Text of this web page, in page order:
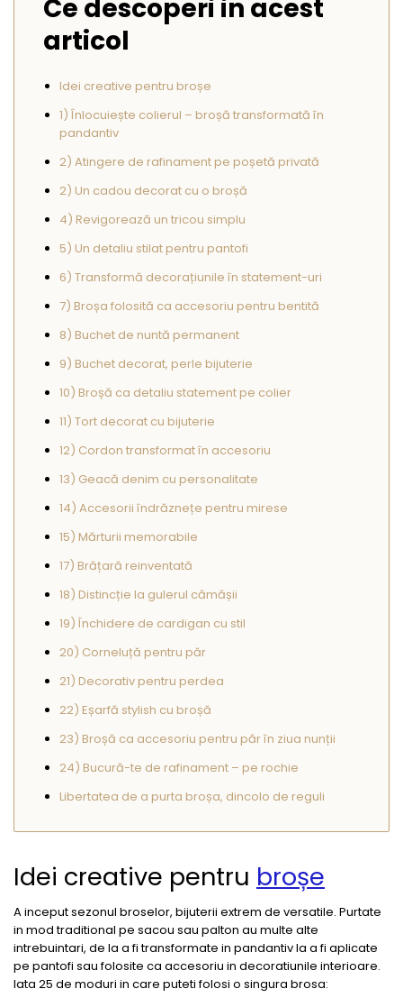
Seturi Perle cu Argint
Brățări cu Perle
Brose cu Perle
Ce descoperi in acest
articol
Idei creative pentru broșe
1) Înlocuiește colierul – broșă transformată în
pandantiv
2) Atingere de rafinament pe poșetă privată
2) Un cadou decorat cu o broșă
4) Revigorează un tricou simplu
5) Un detaliu stilat pentru pantofi
6) Transformă decorațiunile în statement-uri
7) Broșa folosită ca accesoriu pentru bentită
8) Buchet de nuntă permanent
9) Buchet decorat, perle bijuterie
10) Broșă ca detaliu statement pe colier
11) Tort decorat cu bijuterie
12) Cordon transformat în accesoriu
13) Geacă denim cu personalitate
14) Accesorii îndrăznețe pentru mirese
15) Mărturii memorabile
17) Brățară reinventată
18) Distincție la gulerul cămășii
19) Închidere de cardigan cu stil
20) Corneluță pentru păr
21) Decorativ pentru perdea
22) Eșarfă stylish cu broșă
23) Broșă ca accesoriu pentru păr în ziua nunții
24) Bucură-te de rafinament – pe rochie
Libertatea de a purta broșa, dincolo de reguli
Idei creative pentru broșe
A inceput sezonul broselor, bijuterii extrem de versatile. Purtate
in mod traditional pe sacou sau palton au multe alte
intrebuintari, de la a fi transformate in pandantiv la a fi aplicate
pe pantofi sau folosite ca accesoriu in decoratiunile interioare.
Iata 25 de moduri in care puteti folosi o singura brosa: